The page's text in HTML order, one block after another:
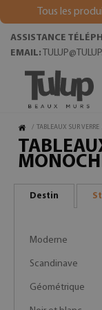
Tous les
ASSISTANCE
EMAIL:
/ TABLEAUX SUR VERRE
Destin
Moderne
Scandinave
Géométrique